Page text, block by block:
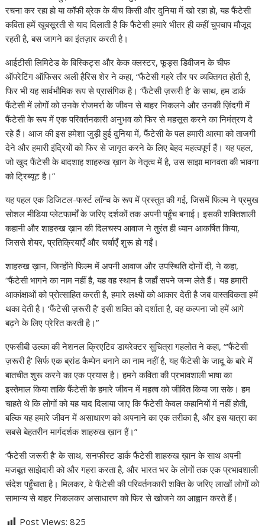
रचना कर रहा हो या कॉफी ब्रेक के बीच किसी और दुनिया में खो रहा हो, यह फैंटेसी
कविता हमें खूबसूरती से याद दिलाती है कि फैंटेसी हमारे भीतर ही कहीं चुपचाप मौजूद
रहती है, बस जागने का इंतज़ार करती है।
आईटीसी लिमिटेड के बिस्किट्स और केक क्लस्टर, फूड्स डिवीजन के चीफ
ऑपरेटिंग ऑफिसर अली हैरिस शेर ने कहा, “फैंटेसी गहरे तौर पर व्यक्तिगत होती है,
फिर भी यह सार्वभौमिक रूप से प्रासंगिक है। ‘फैंटेसी ज़रूरी है’ के साथ, हम डार्क
फैंटेसी में लोगों को उनके रोजमर्रा के जीवन से बाहर निकलने और उनकी ज़िंदगी में
फैंटेसी के रूप में एक परिवर्तनकारी अनुभव को फिर से महसूस करने का निमंत्रण दे
रहे हैं। आज की इस हमेशा जुड़ी हुई दुनिया में, फैंटेसी के पल हमारी आत्मा को ताजगी
देने और हमारी इंद्रियों को फिर से जागृत करने के लिए बेहद महत्वपूर्ण हैं। यह पहल,
जो खुद फैंटेसी के बादशाह शाहरुख ख़ान के नेतृत्व में है, उस साझा मानवता की भावना
को ट्रिब्यूट है।”
यह पहल एक डिजिटल-फर्स्ट लॉन्च के रूप में प्रस्तुत की गई, जिसमें फिल्म ने प्रमुख
सोशल मीडिया प्लेटफार्मों के जरिए दर्शकों तक अपनी पहुँच बनाई। इसकी शक्तिशाली
कहानी और शाहरुख ख़ान की दिलचस्प आवाज ने तुरंत ही ध्यान आकर्षित किया,
जिससे शेयर, प्रतिक्रियाएँ और चर्चाएँ शुरू हो गईं।
शाहरुख ख़ान, जिन्होंने फिल्म में अपनी आवाज और उपस्थिति दोनों दी, ने कहा,
“फैंटेसी भागने का नाम नहीं है, यह वह स्थान है जहाँ सपने जन्म लेते हैं। यह हमारी
आकांक्षाओं को प्रोत्साहित करती है, हमारे लक्ष्यों को आकार देती है जब वास्तविकता हमें
थका देती है। ‘फैंटेसी ज़रूरी है’ इसी शक्ति को दर्शाता है, वह कल्पना जो हमें आगे
बढ़ने के लिए प्रेरित करती है।”
एफसीबी उल्का की नेशनल क्रिएटिव डायरेक्टर सुचित्रा गहलोत ने कहा, “‘फैंटेसी
ज़रूरी है’ सिर्फ एक ब्रांड कैम्पेन बनाने का नाम नहीं है, यह फैंटेसी के जादू के बारे में
बातचीत शुरू करने का एक प्रयास है। हमने कविता की प्रभावशाली भाषा का
इस्तेमाल किया ताकि फैंटेसी के हमारे जीवन में महत्व को जीवित किया जा सके। हम
चाहते थे कि लोगों को यह याद दिलाया जाए कि फैंटेसी केवल कहानियों में नहीं होती,
बल्कि यह हमारे जीवन में असाधारण को अपनाने का एक तरीका है, और इस यात्रा का
सबसे बेहतरीन मार्गदर्शक शाहरुख ख़ान हैं।”
‘फैंटेसी जरूरी है’ के साथ, सनफीस्ट डार्क फैंटेसी शाहरुख ख़ान के साथ अपनी
मजबूत साझेदारी को और गहरा करता है, और भारत भर के लोगों तक एक प्रभावशाली
संदेश पहुँचाता है। मिलकर, वे फैंटेसी की परिवर्तनकारी शक्ति के जरिए लाखों लोगों को
सामान्य से बाहर निकलकर असाधारण को फिर से खोजने का आह्वान करते हैं।
Post Views: 825